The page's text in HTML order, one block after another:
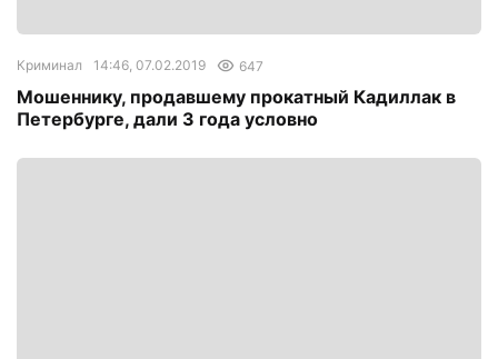
Криминал 14:46, 07.02.2019 647
Мошеннику, продавшему прокатный Кадиллак в
Петербурге, дали 3 года условно